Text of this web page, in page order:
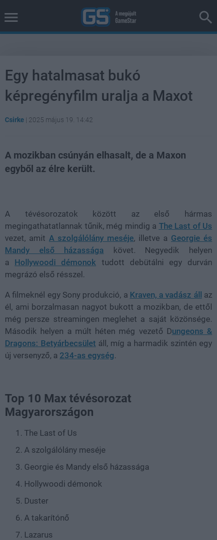
Egy hatalmasat bukó
képregényfilm uralja a Maxot
Csirke | 2025 május 19. 14:42
A mozikban csúnyán elhasalt, de a Maxon
egyből az élre került.
A tévésorozatok között az első hármas
megingathatatlannak tűnik, még mindig a The Last of Us
vezet, amit A szolgálólány meséje, illetve a Georgie és
Mandy első házassága követ. Negyedik helyen
a Hollywoodi démonok tudott debütálni egy durván
megrázó első résszel.
A filmeknél egy Sony produkció, a Kraven, a vadász áll
az
él, ami borzalmasan nagyot bukott a mozikban, de ettől
még persze streamingen meglehet a saját közönsége.
Második helyen a múlt héten még vezető Dungeons &
Dragons: Betyárbecsület áll, míg a harmadik szintén egy
új versenyző, a 234-as egység.
Top 10 Max tévésorozat
Magyarországon
The Last of Us
A szolgálólány meséje
Georgie és Mandy első házassága
Hollywoodi démonok
Duster
A takarítónő
Lazarus